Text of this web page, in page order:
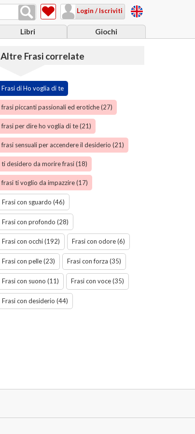
Login / Iscriviti
Libri Giochi
Altre Frasi correlate
Frasi di Ho voglia di te
frasi piccanti passionali ed erotiche (27)
frasi per dire ho voglia di te (21)
frasi sensuali per accendere il desiderio (21)
ti desidero da morire frasi (18)
frasi ti voglio da impazzire (17)
Frasi con sguardo (46)
Frasi con profondo (28)
Frasi con occhi (192) Frasi con odore (6)
Frasi con pelle (23) Frasi con forza (35)
Frasi con suono (11) Frasi con voce (35)
Frasi con desiderio (44)